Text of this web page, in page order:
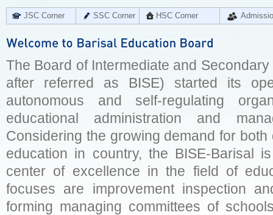
JSC Corner SSC Corner HSC Corner
The Board of Intermediate and
after referred as BISE) started its
autonomous and self-regulating
educational administration and
Considering the growing demand for
education in country, the BISE-Barisal
center of excellence in the field of
focuses are improvement inspection
forming managing committees of